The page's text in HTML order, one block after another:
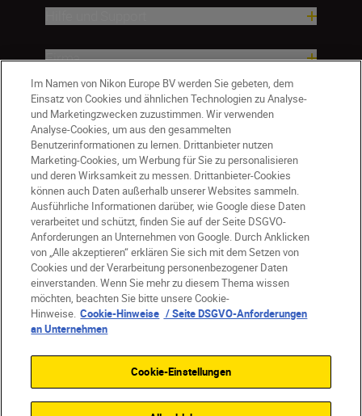
Firma
DE Nikon Sites
Kontakt
Datenschutzhinweis
Nutzungsbedingungen
Geschäftsbedingungen des Nikon Stores
Cookie-Hinweise
Barrierefreiheit
Cookie-Einstellungen
Im Namen von Nikon Europe BV werden Sie gebeten, dem
Einsatz von Cookies und ähnlichen Technologien zu Analyse-
und Marketingzwecken zuzustimmen. Wir verwenden
Analyse-Cookies, um aus den gesammelten
Benutzerinformationen zu lernen. Drittanbieter nutzen
Marketing-Cookies, um Werbung für Sie zu personalisieren
und deren Wirksamkeit zu messen. Drittanbieter-Cookies
können auch Daten außerhalb unserer Websites sammeln.
Ausführliche Informationen darüber, wie Google diese Daten
verarbeitet und schützt, finden Sie auf der Seite DSGVO-
Anforderungen an Unternehmen von Google. Durch Anklicken
von „Alle akzeptieren“ erklären Sie sich mit dem Setzen von
Cookies und der Verarbeitung personenbezogener Daten
einverstanden. Wenn Sie mehr zu diesem Thema wissen
möchten, beachten Sie bitte unsere Cookie-
Hinweise. Cookie-Hinweise / Seite DSGVO-Anforderungen
an Unternehmen
Cookie-Einstellungen